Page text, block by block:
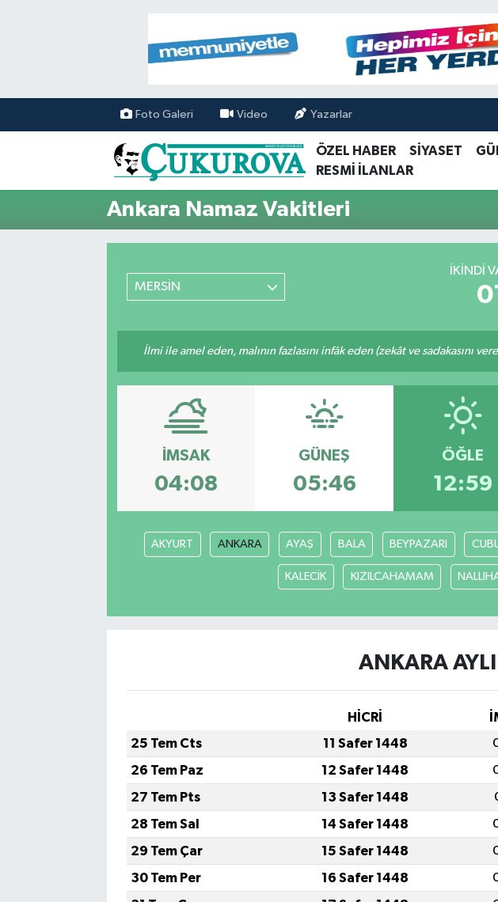
Foto Galeri Video Yazarlar
ÖZEL HABER SİYASET
RESMİ İLANLAR
Ankara Namaz Vakitleri
MERSİN
İKINDI
İlmi ile amel eden, malının fazlasını infâk eden (zekât ve sadakasını
İMSAK
04:08
GÜNEŞ
05:46
ÖĞLE
12:59
AKYURT ANKARA AYAŞ BALA BEYPAZARI
KALECİK KIZILCAHAMAM
ANKARA
HİCRİ
25 Tem Cts
11 Safer 1448
26 Tem Paz
12 Safer 1448
27 Tem Pts
13 Safer 1448
28 Tem Sal
14 Safer 1448
29 Tem Çar
15 Safer 1448
30 Tem Per
16 Safer 1448
Mersin Nöbetçi Eczaneler
Mersin Hava Durumu
Mersin Namaz Vakitleri
Mersin Trafik Yoğunluk Haritası
Son Dakika Haberleri